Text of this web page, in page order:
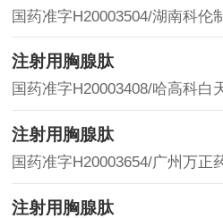
国药准字H20003504/湖南科伦
注射用胸腺肽
国药准字H20003408/哈高科白
注射用胸腺肽
国药准字H20003654/广州万正
注射用胸腺肽